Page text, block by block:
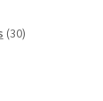
3030